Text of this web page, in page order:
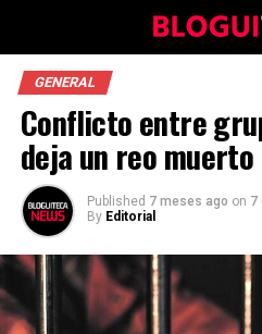
GENERAL
Conflicto entre
deja un reo muerto
Published 7 meses ago on 7
By Editorial